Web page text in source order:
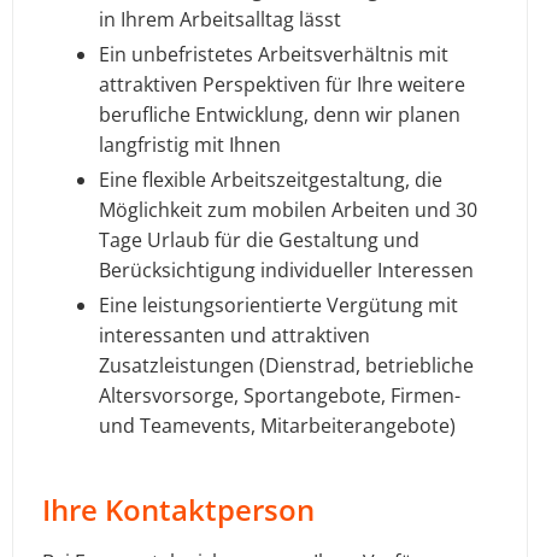
in Ihrem Arbeitsalltag lässt
Ein unbefristetes Arbeitsverhältnis mit
attraktiven Perspektiven für Ihre weitere
berufliche Entwicklung, denn wir planen
langfristig mit Ihnen
Eine flexible Arbeitszeitgestaltung, die
Möglichkeit zum mobilen Arbeiten und 30
Tage Urlaub für die Gestaltung und
Berücksichtigung individueller Interessen
Eine leistungsorientierte Vergütung mit
interessanten und attraktiven
Zusatzleistungen (Dienstrad, betriebliche
Altersvorsorge, Sportangebote, Firmen-
und Teamevents, Mitarbeiterangebote)
Ihre Kontaktperson